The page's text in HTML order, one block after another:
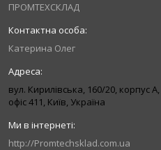
ПРОМТЕХСКЛАД
Катерина Олег
вул. Кирилівська, 160/20, корпус А,
офіс 411, Київ, Україна
http://Promtechsklad.com.ua